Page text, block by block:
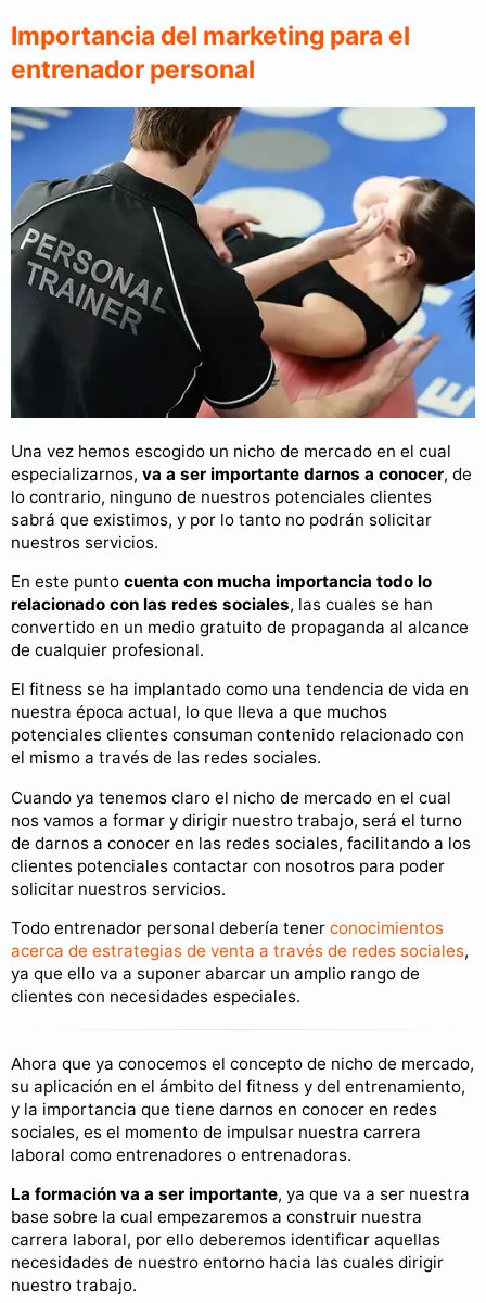
Importancia del marketing para el
entrenador personal
Una vez hemos escogido un nicho de mercado en el cual
especializarnos, va a ser importante darnos a conocer, de
lo contrario, ninguno de nuestros potenciales clientes
sabrá que existimos, y por lo tanto no podrán solicitar
nuestros servicios.
En este punto cuenta con mucha importancia todo lo
relacionado con las redes sociales, las cuales se han
convertido en un medio gratuito de propaganda al alcance
de cualquier profesional.
El fitness se ha implantado como una tendencia de vida en
nuestra época actual, lo que lleva a que muchos
potenciales clientes consuman contenido relacionado con
el mismo a través de las redes sociales.
Cuando ya tenemos claro el nicho de mercado en el cual
nos vamos a formar y dirigir nuestro trabajo, será el turno
de darnos a conocer en las redes sociales, facilitando a los
clientes potenciales contactar con nosotros para poder
solicitar nuestros servicios.
Todo entrenador personal debería tener conocimientos
acerca de estrategias de venta a través de redes sociales,
ya que ello va a suponer abarcar un amplio rango de
clientes con necesidades especiales.
Ahora que ya conocemos el concepto de nicho de mercado,
su aplicación en el ámbito del fitness y del entrenamiento,
y la importancia que tiene darnos en conocer en redes
sociales, es el momento de impulsar nuestra carrera
laboral como entrenadores o entrenadoras.
La formación va a ser importante, ya que va a ser nuestra
base sobre la cual empezaremos a construir nuestra
carrera laboral, por ello deberemos identificar aquellas
necesidades de nuestro entorno hacia las cuales dirigir
nuestro trabajo.